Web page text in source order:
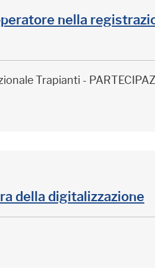
nella
Trapianti -
della digitalizzazione